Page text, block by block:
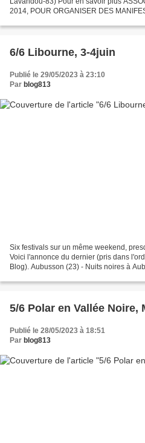
2014, POUR ORGANISER DES
D'AUTEURS,...
6/6 Libourne, 3-4juin
Publié le 29/05/2023 à 23:10
Par blog813
Six festivals sur un même weekend,
Voici l'annonce du dernier (pris dans
Blog). Aubusson (23) - Nuits noires à
5/6 Polar en Vallée Noire,
Publié le 28/05/2023 à 18:51
Par blog813